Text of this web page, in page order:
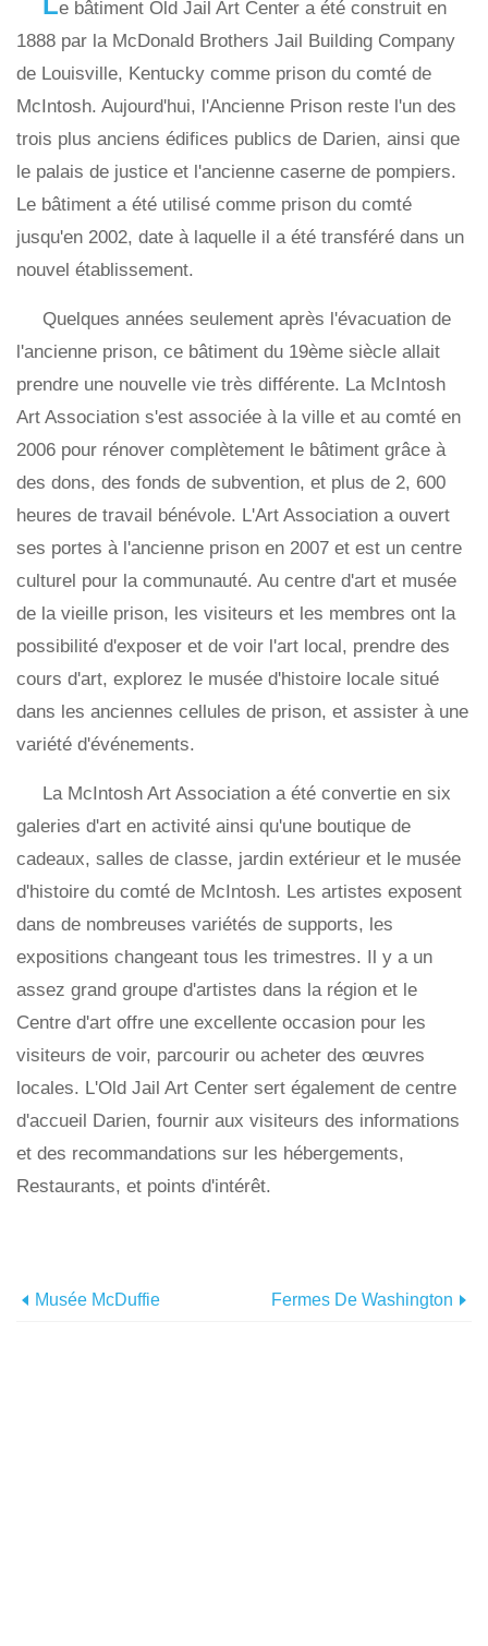
e bâtiment Old Jail Art Center a été construit en
1888 par la McDonald Brothers Jail Building Company
de Louisville, Kentucky comme prison du comté de
McIntosh. Aujourd'hui, l'Ancienne Prison reste l'un des
trois plus anciens édifices publics de Darien, ainsi que
le palais de justice et l'ancienne caserne de pompiers.
Le bâtiment a été utilisé comme prison du comté
jusqu'en 2002, date à laquelle il a été transféré dans un
nouvel établissement.
Quelques années seulement après l'évacuation de
l'ancienne prison, ce bâtiment du 19ème siècle allait
prendre une nouvelle vie très différente. La McIntosh
Art Association s'est associée à la ville et au comté en
2006 pour rénover complètement le bâtiment grâce à
des dons, des fonds de subvention, et plus de 2, 600
heures de travail bénévole. L'Art Association a ouvert
ses portes à l'ancienne prison en 2007 et est un centre
culturel pour la communauté. Au centre d'art et musée
de la vieille prison, les visiteurs et les membres ont la
possibilité d'exposer et de voir l'art local, prendre des
cours d'art, explorez le musée d'histoire locale situé
dans les anciennes cellules de prison, et assister à une
variété d'événements.
La McIntosh Art Association a été convertie en six
galeries d'art en activité ainsi qu'une boutique de
cadeaux, salles de classe, jardin extérieur et le musée
d'histoire du comté de McIntosh. Les artistes exposent
dans de nombreuses variétés de supports, les
expositions changeant tous les trimestres. Il y a un
assez grand groupe d'artistes dans la région et le
Centre d'art offre une excellente occasion pour les
visiteurs de voir, parcourir ou acheter des œuvres
locales. L'Old Jail Art Center sert également de centre
d'accueil Darien, fournir aux visiteurs des informations
et des recommandations sur les hébergements,
Restaurants, et points d'intérêt.
Musée McDuffie Fermes De Washington